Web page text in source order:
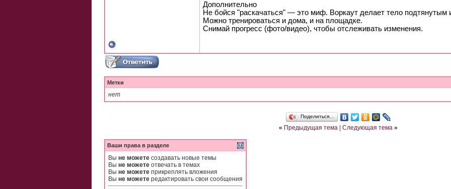
Дополнительно
Не бойся "раскачаться" — это миф. Воркаут делает тело подтянутым
Можно тренироваться и дома, и на площадке.
Снимай прогресс (фото/видео), чтобы отслеживать изменения.
Метки
нет
Поделиться…
« Предыдущая тема Следующая тема »
Ваши права в разделе
Вы не можете создавать новые темы
Вы не можете отвечать в темах
Вы не можете прикреплять вложения
Вы не можете редактировать свои сообщения